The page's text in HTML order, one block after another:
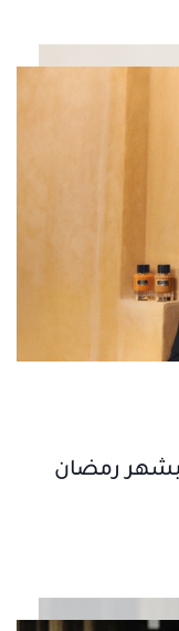
بشهر رمضان